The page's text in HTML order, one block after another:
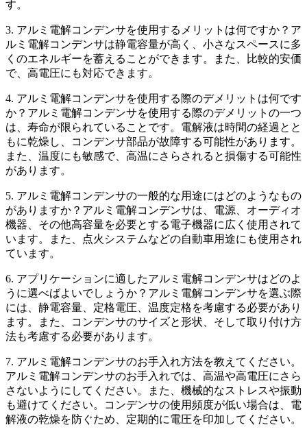
す。
3. アルミ電解コンデンサを使用するメリットは何ですか？ア
ルミ電解コンデンサは静電容量が高く、小さなスペースに多
くのエネルギーを蓄えることができます。また、比較的安価
で、高電圧にも対応できます。
4. アルミ電解コンデンサを使用する際のデメリットは何です
か？アルミ電解コンデンサを使用する際のデメリットの一つ
は、寿命が限られていることです。電解液は時間の経過とと
もに乾燥し、コンデンサ部品が故障する可能性があります。
また、温度にも敏感で、高温にさらされると損傷する可能性
があります。
5. アルミ電解コンデンサの一般的な用途にはどのようなもの
がありますか？アルミ電解コンデンサは、電源、オーディオ
機器、その他高容量を必要とする電子機器に広く使用されて
います。また、点火システムなどの自動車用途にも使用され
ています。
6. アプリケーションに適したアルミ電解コンデンサはどのよ
うに選べばよいでしょうか？アルミ電解コンデンサを選ぶ際
には、静電容量、定格電圧、温度定格を考慮する必要があり
ます。また、コンデンサのサイズと形状、そして取り付け方
法も考慮する必要があります。
7. アルミ電解コンデンサのお手入れ方法を教えてください。
アルミ電解コンデンサのお手入れでは、高温や高電圧にさら
さないようにしてください。また、機械的なストレスや振動
も避けてください。コンデンサの使用頻度が低い場合は、電
解液の乾燥を防ぐため、定期的に電圧を印加してください。